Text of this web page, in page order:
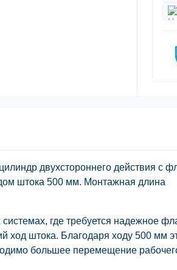
двухстороннего действия с
штока 500 мм. Монтажная длина
где требуется надежное
ход штока. Благодаря ходу 500 мм
большее перемещение